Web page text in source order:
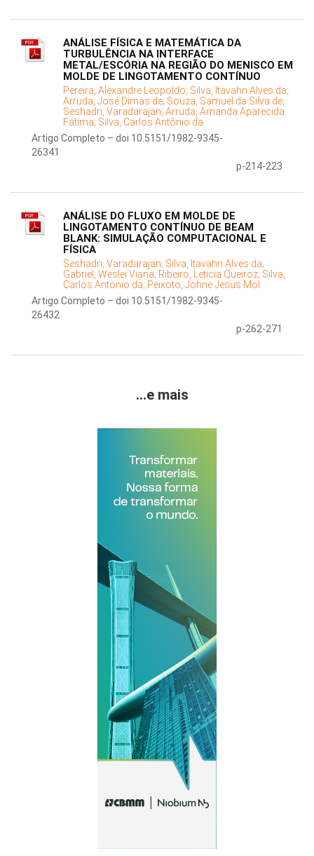
ANÁLISE FÍSICA E MATEMÁTICA DA
TURBULÊNCIA NA INTERFACE
METAL/ESCÓRIA NA REGIÃO DO MENISCO EM
MOLDE DE LINGOTAMENTO CONTÍNUO
Pereira, Alexandre Leopoldo; Silva, Itavahn Alves da;
Arruda, José Dimas de; Souza, Samuel da Silva de;
Seshadri, Varadarajan; Arruda, Amanda Aparecida
Fátima; Silva, Carlos Antônio da
Artigo Completo – doi 10.5151/1982-9345-
26341
p-214-223
ANÁLISE DO FLUXO EM MOLDE DE
LINGOTAMENTO CONTÍNUO DE BEAM
BLANK: SIMULAÇÃO COMPUTACIONAL E
FÍSICA
Seshadri, Varadarajan; Silva, Itavahn Alves da;
Gabriel, Weslei Viana; Ribeiro, Leticia Queiroz; Silva,
Carlos Antonio da; Peixoto, Johne Jesus Mol
Artigo Completo – doi 10.5151/1982-9345-
26432
p-262-271
...e mais